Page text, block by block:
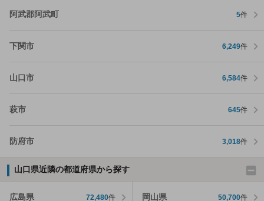
阿武郡阿武町 5件
下関市 6,249件
山口市 6,584件
萩市 645件
防府市 3,018件
山口県近隣の都道府県から探す
広島県 72,480件 岡山県 50,700件